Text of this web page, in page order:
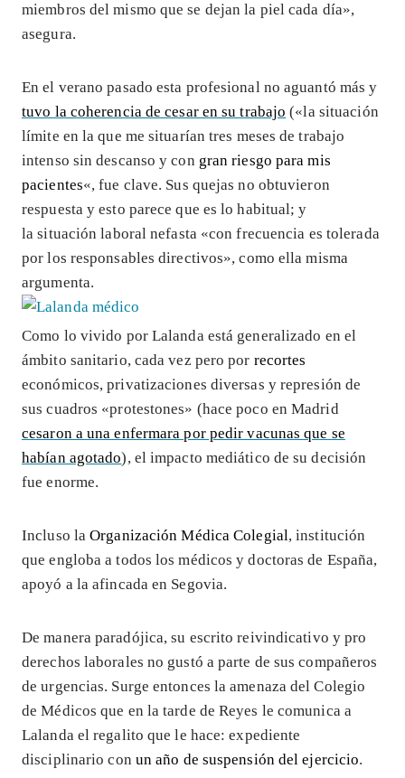
miembros del mismo que se dejan la piel cada día»,
asegura.
En el verano pasado esta profesional no aguantó más y
tuvo la coherencia de cesar en su trabajo («la situación
límite en la que me situarían tres meses de trabajo
intenso sin descanso y con gran riesgo para mis
pacientes«, fue clave. Sus quejas no obtuvieron
respuesta y esto parece que es lo habitual; y
la situación laboral nefasta «con frecuencia es tolerada
por los responsables directivos», como ella misma
argumenta.
Como lo vivido por Lalanda está generalizado en el
ámbito sanitario, cada vez pero por recortes
económicos, privatizaciones diversas y represión de
sus cuadros «protestones» (hace poco en Madrid
cesaron a una enfermara por pedir vacunas que se
habían agotado), el impacto mediático de su decisión
fue enorme.
Incluso laOrganización Médica Colegial, institución
que engloba a todos los médicos y doctoras de España,
apoyó a la afincada en Segovia.
De manera paradójica, su escrito reivindicativo y pro
derechos laborales no gustó a parte de sus compañeros
de urgencias. Surge entonces la amenaza del Colegio
de Médicos que en la tarde de Reyes le comunica a
Lalanda el regalito que le hace: expediente
disciplinario con un año de suspensión del ejercicio.